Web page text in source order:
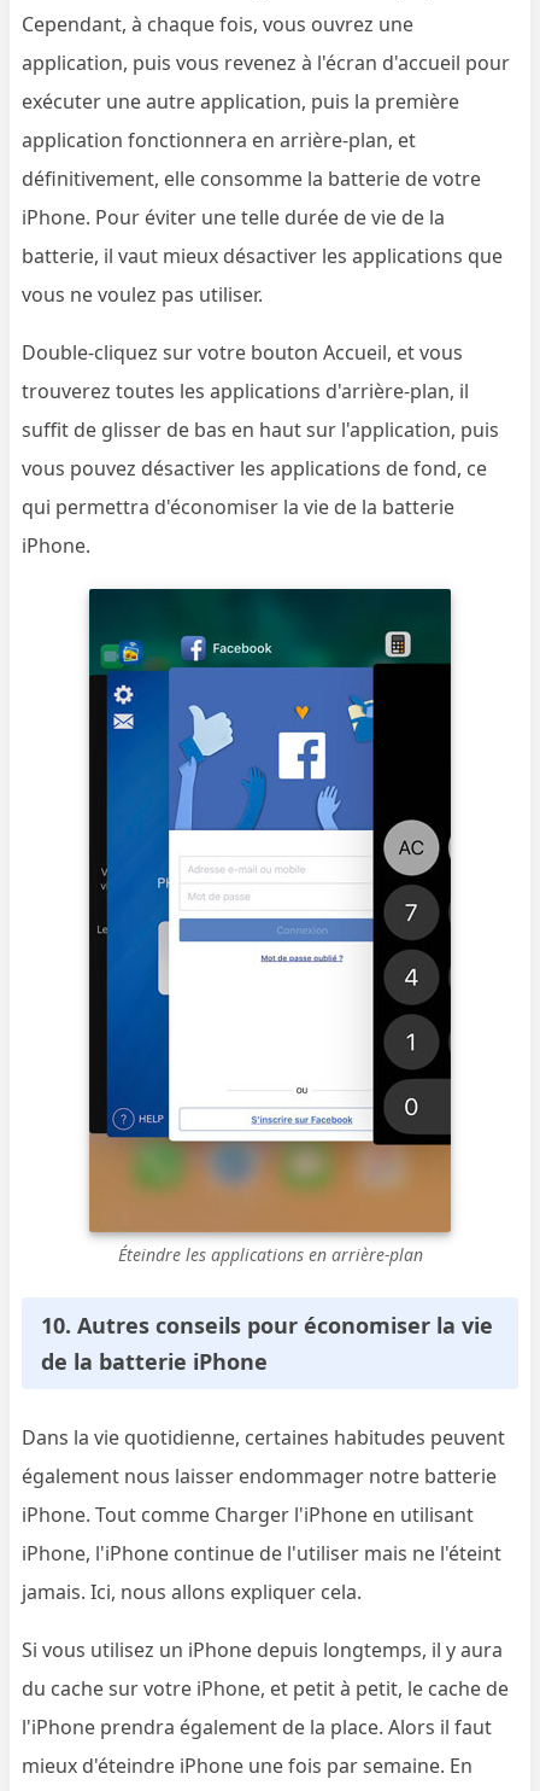
Cependant, à chaque fois, vous ouvrez une
application, puis vous revenez à l'écran d'accueil pour
exécuter une autre application, puis la première
application fonctionnera en arrière-plan, et
définitivement, elle consomme la batterie de votre
iPhone. Pour éviter une telle durée de vie de la
batterie, il vaut mieux désactiver les applications que
vous ne voulez pas utiliser.
Double-cliquez sur votre bouton Accueil, et vous
trouverez toutes les applications d'arrière-plan, il
suffit de glisser de bas en haut sur l'application, puis
vous pouvez désactiver les applications de fond, ce
qui permettra d'économiser la vie de la batterie
iPhone.
Éteindre les applications en arrière-plan
10. Autres conseils pour économiser la vie
de la batterie iPhone
Dans la vie quotidienne, certaines habitudes peuvent
également nous laisser endommager notre batterie
iPhone. Tout comme Charger l'iPhone en utilisant
iPhone, l'iPhone continue de l'utiliser mais ne l'éteint
jamais. Ici, nous allons expliquer cela.
Si vous utilisez un iPhone depuis longtemps, il y aura
du cache sur votre iPhone, et petit à petit, le cache de
l'iPhone prendra également de la place. Alors il faut
mieux d'éteindre iPhone une fois par semaine. En